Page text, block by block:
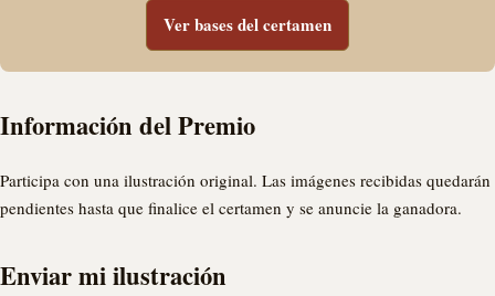
Ver bases del certamen
Información del Premio
Participa con una ilustración original. Las imágenes recibidas quedarán
pendientes hasta que finalice el certamen y se anuncie la ganadora.
Enviar mi ilustración